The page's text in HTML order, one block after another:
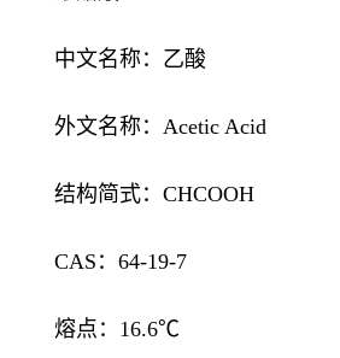
中文名称：乙酸
外文名称：Acetic Acid
结构简式：CHCOOH
CAS：64-19-7
熔点：16.6℃